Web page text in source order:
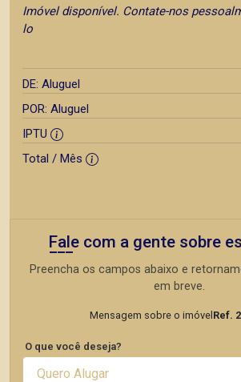
Imóvel disponível. Contate-nos
lo
DE: Aluguel
POR: Aluguel
IPTU
Total / Mês
Fale com a gente sobre
Preencha os campos abaixo e
em breve.
Mensagem sobre o imóvelRef.
O que você deseja?
Quero Alugar